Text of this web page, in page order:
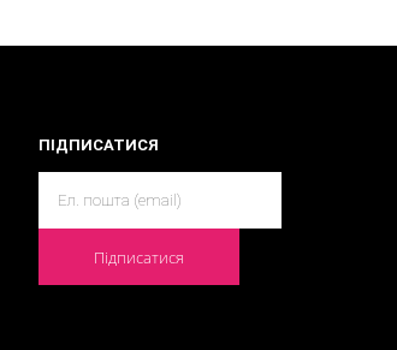
ПІДПИСАТИСЯ
Підписатися